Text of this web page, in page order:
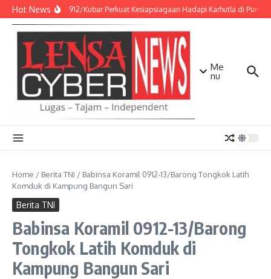
Lewati ke konten
Hot NewsKodim 0912/Kubar Perkuat Kesiapsiagaan Hadapi Karhutla di
Me
nu
Home / Berita TNI / Babinsa Koramil 0912-13/Barong Tongkok Latih
Komduk di Kampung Bangun Sari
Berita TNI
Babinsa Koramil 0912-13/Barong
Tongkok Latih Komduk di
Kampung Bangun Sari